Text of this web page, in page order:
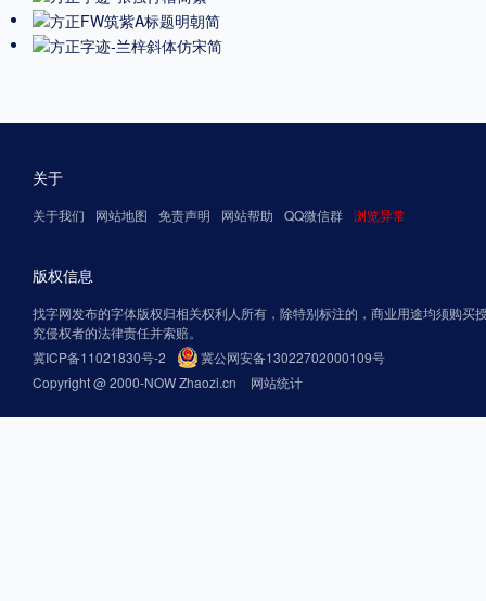
关于
关于我们 网站地图 免责声明 网站帮助 QQ微信群 浏览异常
版权信息
找字网发布的字体版权归相关权利人所有，除特别标注的，商业用途均须购买
究侵权者的法律责任并索赔。
冀ICP备11021830号-2
冀公网安备13022702000109号
Copyright @ 2000-NOW Zhaozi.cn
网站统计